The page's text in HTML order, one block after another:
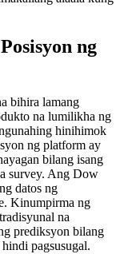
ng
bihira lamang
na lumilikha ng
hinihimok
ng platform ay
bilang isang
survey. Ang Dow
datos ng
Kinumpirma ng
na
prediksyon bilang
pagsusugal.